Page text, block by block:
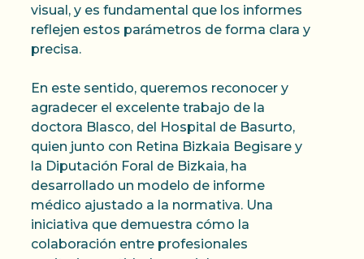
visual, y es fundamental que los informes
reflejen estos parámetros de forma clara y
precisa.
En este sentido, queremos reconocer y
agradecer el excelente trabajo de la
doctora Blasco, del Hospital de Basurto,
quien junto con Retina Bizkaia Begisare y
la Diputación Foral de Bizkaia, ha
desarrollado un modelo de informe
médico ajustado a la normativa. Una
iniciativa que demuestra cómo la
colaboración entre profesionales